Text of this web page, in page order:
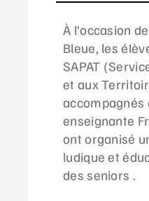
À l’occasion
Bleue, les
SAPAT
et aux
accompagnés
enseignante
ont organisé
ludique et
des seniors .